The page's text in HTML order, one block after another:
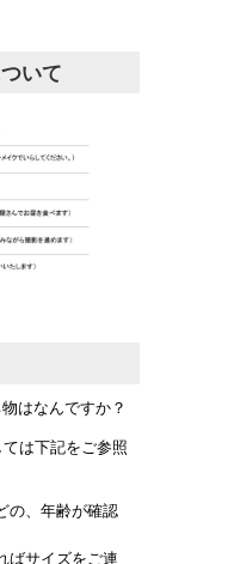
いて
はなんですか？
は下記をご参照
年齢が確認
イズをご連